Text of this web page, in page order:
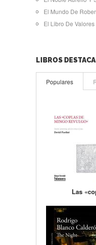
El Mundo De
El Libro De
LIBROS
Populares
Las